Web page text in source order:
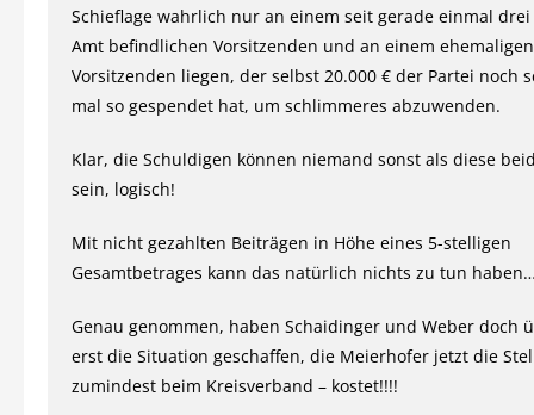
Schieflage wahrlich nur an einem seit gerade einmal
Amt befindlichen Vorsitzenden und an einem ehemaligen
Vorsitzenden liegen, der selbst 20.000 € der Partei noch
mal so gespendet hat, um schlimmeres abzuwenden.
Klar, die Schuldigen können niemand sonst als diese
sein, logisch!
Mit nicht gezahlten Beiträgen in Höhe eines 5-stelligen
Gesamtbetrages kann das natürlich nichts zu tun
Genau genommen, haben Schaidinger und Weber doch
erst die Situation geschaffen, die Meierhofer jetzt die
zumindest beim Kreisverband – kostet!!!!